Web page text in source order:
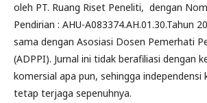
oleh PT. Ruang Riset Peneliti, dengan
Pendirian : AHU-A083374.AH.01.30.Tahun
sama dengan Asosiasi Dosen Pemerhati
(ADPPI). Jurnal ini tidak berafiliasi dengan
komersial apa pun, sehingga independensi
tetap terjaga sepenuhnya.